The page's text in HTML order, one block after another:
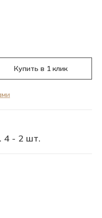
Купить в 1 клик
4 - 2 шт.